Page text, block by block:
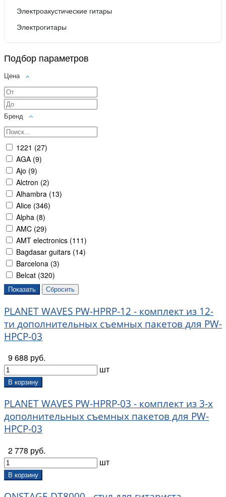
Электроакустические гитары
Электрогитары
Подбор параметров
Цена
Бренд
1221 (27)
AGA (9)
Ajo (9)
Alctron (2)
Alhambra (13)
Alice (346)
Alpha (8)
AMC (29)
AMT electronics (111)
Bagdasar guitars (14)
Barcelona (3)
Belcat (320)
BOSS ( 11)
BoutiqueTone (9)
Bullet (3)
Caraya (45)
Cascha (
Cherub (
Cort (152
Cowboy (3)
CTS (12
D'Addario (
D'Andrea (403)
Dadi ( 38)
Dean Markley (
DK ( 14)
Doff (7)
Dr.Parts (
Dunlop (
PLANET WAVES PW-HPRP-12 - комплект из 12-
ти дополнительных съемных пакетов для PW-
HPCP-03
9 688 руб.
шт
В корзину
PLANET WAVES PW-HPRP-03 - комплект из 3-х
дополнительных съемных пакетов для PW-
HPCP-03
2 778 руб.
шт
В корзину